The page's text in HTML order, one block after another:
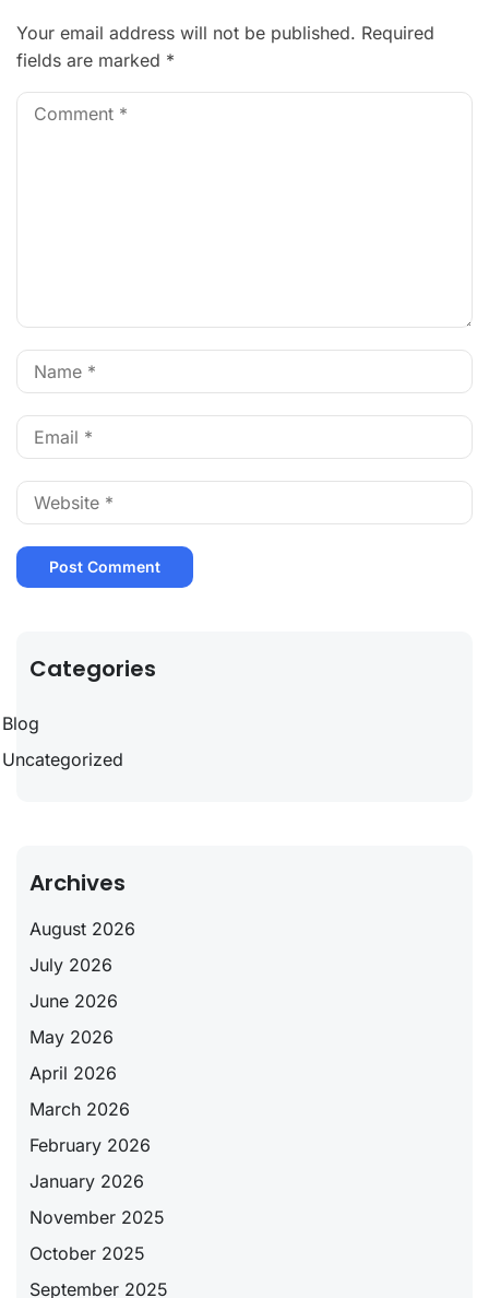
Your email address will not be published. Required
fields are marked *
Categories
Blog
Uncategorized
Archives
August 2026
July 2026
June 2026
May 2026
April 2026
March 2026
February 2026
January 2026
November 2025
October 2025
September 2025